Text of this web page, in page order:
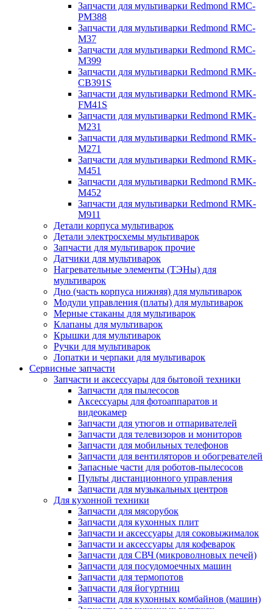
Запчасти для мультиварки Redmond RMC-
PM388
Запчасти для мультиварки Redmond RMC-
M37
Запчасти для мультиварки Redmond RMC-
M399
Запчасти для мультиварки Redmond RMK-
CB391S
Запчасти для мультиварки Redmond RMK-
FM41S
Запчасти для мультиварки Redmond RMK-
M231
Запчасти для мультиварки Redmond RMK-
M271
Запчасти для мультиварки Redmond RMK-
M451
Запчасти для мультиварки Redmond RMK-
M452
Запчасти для мультиварки Redmond RMK-
M911
Детали корпуса мультиварок
Детали электросхемы мультиварок
Запчасти для мультиварок прочие
Датчики для мультиварок
Нагревательные элементы (ТЭНы) для
мультиварок
Дно (часть корпуса нижняя) для мультиварок
Модули управления (платы) для мультиварок
Мерные стаканы для мультиварок
Клапаны для мультиварок
Крышки для мультиварок
Ручки для мультиварок
Лопатки и черпаки для мультиварок
Сервисные запчасти
Запчасти и аксессуары для бытовой техники
Запчасти для пылесосов
Аксессуары для фотоаппаратов и
видеокамер
Запчасти для утюгов и отпаривателей
Запчасти для телевизоров и мониторов
Запчасти для мобильных телефонов
Запчасти для вентиляторов и обогревателей
Запасные части для роботов-пылесосов
Пульты дистанционного управления
Запчасти для музыкальных центров
Для кухонной техники
Запчасти для мясорубок
Запчасти для кухонных плит
Запчасти и аксессуары для соковыжималок
Запчасти и аксессуары для кофеварок
Запчасти для СВЧ (микроволновых печей)
Запчасти для посудомоечных машин
Запчасти для термопотов
Запчасти для йогуртниц
Запчасти для кухонных комбайнов (машин)